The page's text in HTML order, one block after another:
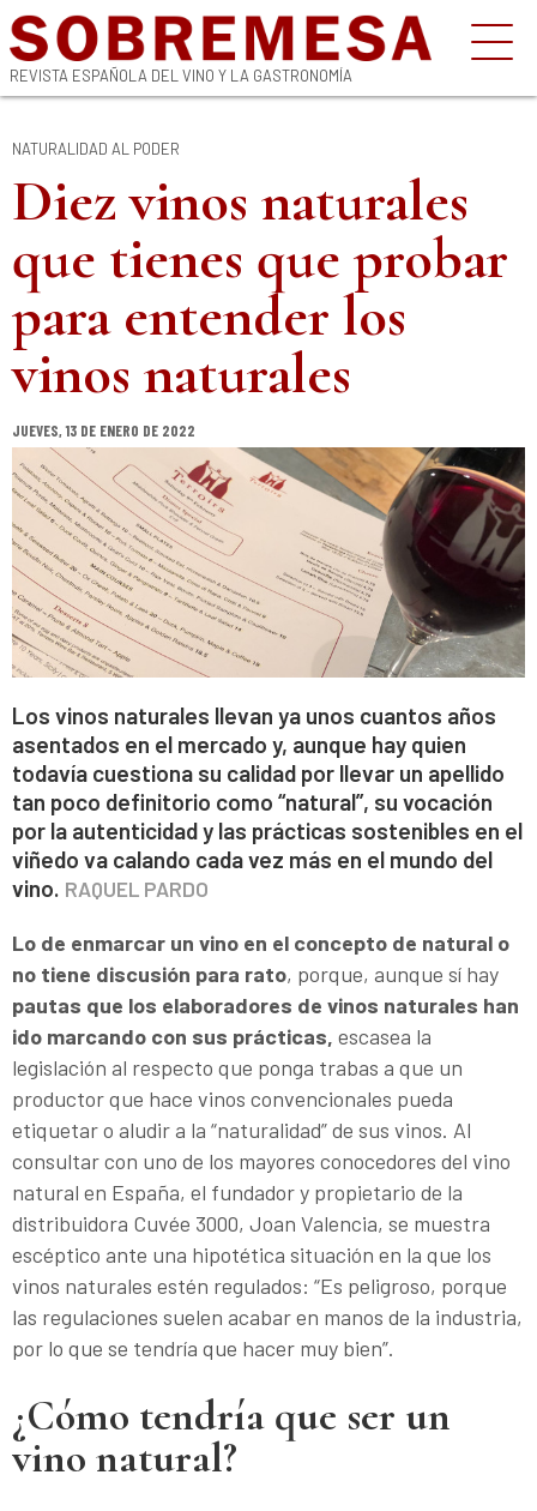
REVISTA ESPAÑOLA DEL VINO Y LA GASTRONOMÍA
NATURALIDAD AL PODER
Diez vinos naturales
que tienes que probar
para entender los
vinos naturales
JUEVES, 13 DE ENERO DE 2022
Los vinos naturales llevan ya unos cuantos años
asentados en el mercado y, aunque hay quien
todavía cuestiona su calidad por llevar un apellido
tan poco definitorio como “natural”, su vocación
por la autenticidad y las prácticas sostenibles en el
viñedo va calando cada vez más en el mundo del
vino. RAQUEL PARDO
Lo de enmarcar un vino en el concepto de natural o
no tiene discusión para rato, porque, aunque sí hay
pautas que los elaboradores de vinos naturales han
ido marcando con sus prácticas, escasea la
legislación al respecto que ponga trabas a que un
productor que hace vinos convencionales pueda
etiquetar o aludir a la “naturalidad” de sus vinos. Al
consultar con uno de los mayores conocedores del vino
natural en España, el fundador y propietario de la
distribuidora Cuvée 3000, Joan Valencia, se muestra
escéptico ante una hipotética situación en la que los
vinos naturales estén regulados: “Es peligroso, porque
las regulaciones suelen acabar en manos de la industria,
por lo que se tendría que hacer muy bien”.
¿Cómo tendría que ser un
vino natural?